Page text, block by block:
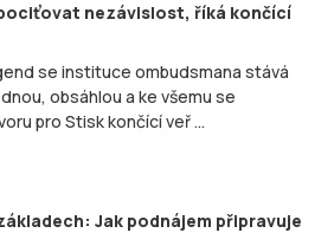
nezávislost, říká končící
se instituce ombudsmana stává
obsáhlou a ke všemu se
pro Stisk končící veř ...
Jak podnájem připravuje